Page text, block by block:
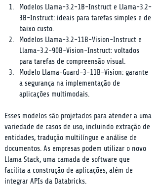
Modelos Llama-3.2-1B-Instruct e Llama-3.2-
3B-Instruct: ideais para tarefas simples e de
baixo custo.
Modelos Llama-3.2-11B-Vision-Instruct e
Llama-3.2-90B-Vision-Instruct: voltados
para tarefas de compreensão visual.
Modelo Llama-Guard-3-11B-Vision: garante
a segurança na implementação de
aplicações multimodais.
Esses modelos são projetados para atender a uma
variedade de casos de uso, incluindo extração de
entidades, tradução multilíngue e análise de
documentos. As empresas podem utilizar o novo
Llama Stack, uma camada de software que
facilita a construção de aplicações, além de
integrar APIs da Databricks.